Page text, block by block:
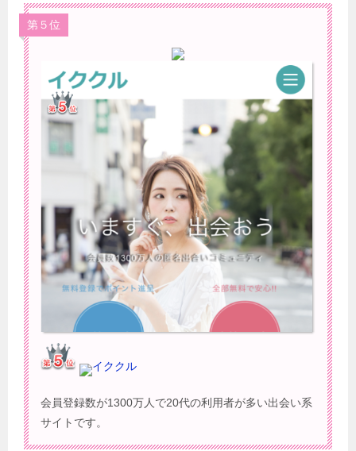
第５位
イククル
会員登録数が1300万人で20代の利用者が多い出会い系
サイトです。